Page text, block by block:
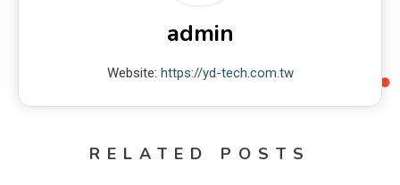
admin
Website: https://yd-tech.com.tw
RELATED POSTS